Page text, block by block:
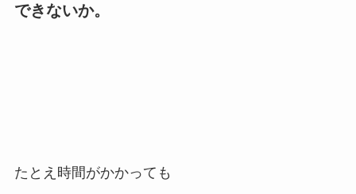
できないか。
たとえ時間がかかっても